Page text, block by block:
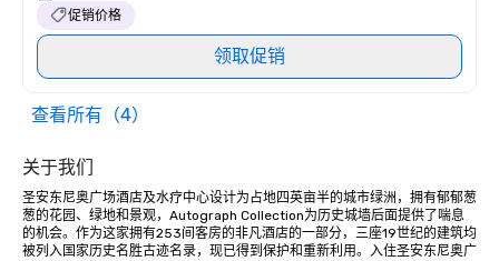
促销价格
领取促销
查看所有（4）
关于我们
圣安东尼奥广场酒店及水疗中心设计为占地四英亩半的城市绿洲，拥有郁郁葱
葱的花园、绿地和景观，Autograph Collection为历史城墙后面提供了喘息
的机会。作为这家拥有253间客房的非凡酒店的一部分，三座19世纪的建筑均
被列入国家历史名胜古迹名录，现已得到保护和重新利用。入住圣安东尼奥广